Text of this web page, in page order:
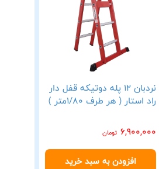
نردبان 12 پله دوتیکه قفل دار
راد استار ( هر طرف 1/80متر )
6,900,000 تومان
افزودن به سبد خرید